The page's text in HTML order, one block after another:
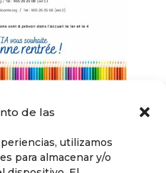
de las
utilizamos
para almacenar y/o